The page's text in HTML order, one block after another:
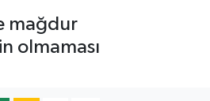
mağdur
olmaması